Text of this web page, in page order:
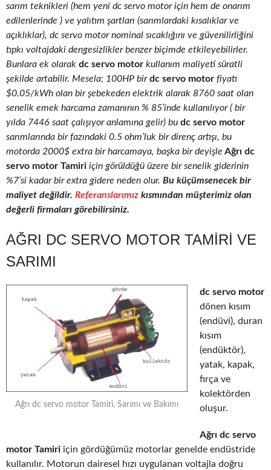
sarım teknikleri (hem yeni dc servo motor için hem de onarım
edilenlerinde ) ve yalıtım şartları (sarımlardaki kısalıklar ve
açıklıklar), dc servo motor nominal sıcaklığını ve güvenilirliğini
tıpkı voltajdaki dengesizlikler benzer biçimde etkileyebilirler.
Bunlara ek olarak dc servo motor kullanım maliyeti süratli
şekilde artabilir. Mesela; 100HP birdc servo motor fiyatı
$0.05/kWh olan bir şebekeden elektrik alarak 8760 saat olan
senelik emek harcama zamanının % 85’inde kullanılıyor ( bir
yılda 7446 saat çalışıyor anlamına gelir) bu dc servo motor
sarımlarında bir fazındaki 0.5 ohm’luk bir direnç artışı, bu
motorda 2000$ extra bir harcamaya, başka bir deyişle Ağrı dc
servo motor Tamiri için görüldüğü üzere bir senelik giderinin
%7’si kadar bir extra gidere neden olur. Bu küçümsenecek bir
maliyet değildir. Referanslarımız kısmından müşterimiz olan
değerli firmaları görebilirsiniz.
AĞRI DC SERVO MOTOR TAMIRI VE
SARIMI
Ağrı dc servo motor Tamiri, Sarımı ve Bakımı
dc servo motor
dönen kısım
(endüvi), duran
kısım
(endüktör),
yatak, kapak,
fırça ve
kolektörden
oluşur.
Ağrı dc servo
motor Tamiri için gördüğümüz motorlar genelde endüstride
kullanılır. Motorun dairesel hızı uygulanan voltajla doğru